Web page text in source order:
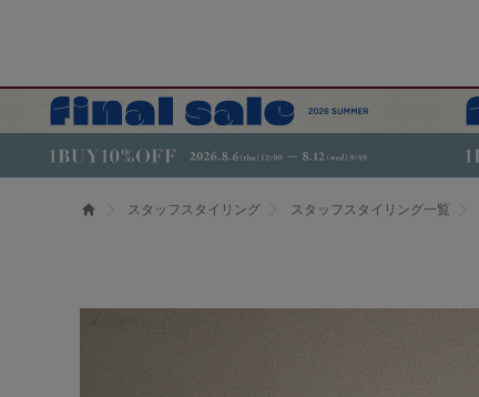
スタッフスタイリング スタッフスタイリング一覧